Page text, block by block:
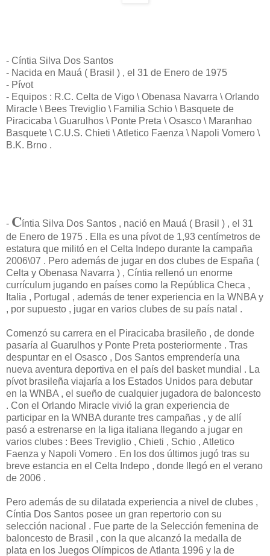
- Cíntia Silva Dos Santos
- Nacida en Mauá ( Brasil ) , el 31 de Enero de 1975
- Pívot
- Equipos : R.C. Celta de Vigo \ Obenasa Navarra \ Orlando
Miracle \ Bees Treviglio \ Familia Schio \ Basquete de
Piracicaba \ Guarulhos \ Ponte Preta \ Osasco \ Maranhao
Basquete \ C.U.S. Chieti \ Atletico Faenza \ Napoli Vomero \
B.K. Brno .
- Cíntia Silva Dos Santos , nació en Mauá ( Brasil ) , el 31
de Enero de 1975 . Ella es una pívot de 1,93 centímetros de
estatura que militó en el Celta Indepo durante la campaña
2006\07 . Pero además de jugar en dos clubes de España (
Celta y Obenasa Navarra ) , Cíntia rellenó un enorme
currículum jugando en países como la República Checa ,
Italia , Portugal , además de tener experiencia en la WNBA y
, por supuesto , jugar en varios clubes de su país natal .
Comenzó su carrera en el Piracicaba brasileño , de donde
pasaría al Guarulhos y Ponte Preta posteriormente . Tras
despuntar en el Osasco , Dos Santos emprendería una
nueva aventura deportiva en el país del basket mundial . La
pívot brasileña viajaría a los Estados Unidos para debutar
en la WNBA , el sueño de cualquier jugadora de baloncesto
. Con el Orlando Miracle vivió la gran experiencia de
participar en la WNBA durante tres campañas , y de allí
pasó a estrenarse en la liga italiana llegando a jugar en
varios clubes : Bees Treviglio , Chieti , Schio , Atletico
Faenza y Napoli Vomero . En los dos últimos jugó tras su
breve estancia en el Celta Indepo , donde llegó en el verano
de 2006 .
Pero además de su dilatada experiencia a nivel de clubes ,
Cíntia Dos Santos posee un gran repertorio con su
selección nacional . Fue parte de la Selección femenina de
baloncesto de Brasil , con la que alcanzó la medalla de
plata en los Juegos Olímpicos de Atlanta 1996 y la de